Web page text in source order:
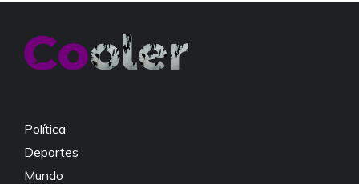
e
o
er s
p
y
n
Política
Deportes
Mundo